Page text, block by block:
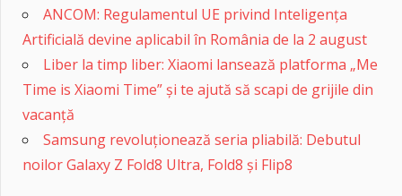
ANCOM: Regulamentul UE privind Inteligența
Artificială devine aplicabil în România de la 2 august
Liber la timp liber: Xiaomi lansează platforma „Me
Time is Xiaomi Time” și te ajută să scapi de grijile din
vacanță
Samsung revoluționează seria pliabilă: Debutul
noilor Galaxy Z Fold8 Ultra, Fold8 și Flip8